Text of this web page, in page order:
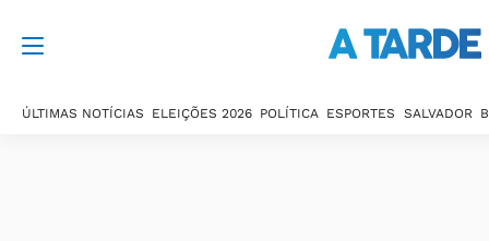
ÚLTIMAS NOTÍCIAS ELEIÇÕES 2026 POLÍTICA ESPORTES SALVADOR